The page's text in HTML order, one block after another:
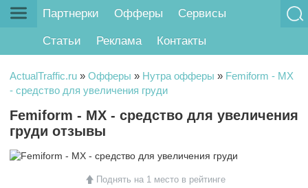
Партнерки Офферы Сервисы
Статьи Реклама Контакты
ActualTraffic.ru » Офферы » Нутра офферы » Femiform - MX
- средство для увеличения груди
Femiform - MX - средство для увеличения
груди отзывы
Поднять на 1 место в рейтинге